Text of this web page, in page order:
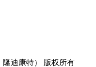
隆迪康特） 版权所有